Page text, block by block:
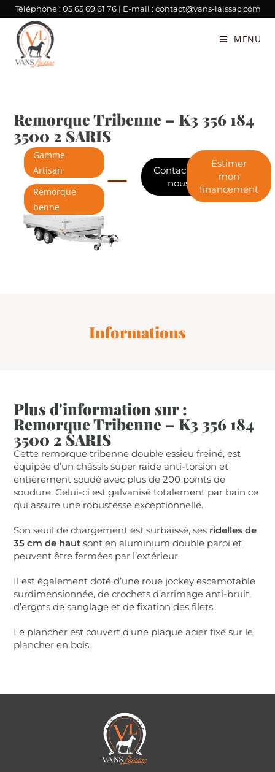
Téléphone : 05 65 69 61 76| E-mail : contact@vans-laissac.com
MENU
Remorque Tribenne – K3 356 184
3500 2 SARIS
Gamme
Artisan
Remorque
benne
Contactez-
nous
Estimer
mon
financement
Informations
Plus d'information sur :
Remorque Tribenne – K3 356 184
3500 2 SARIS
Cette remorque tribenne double essieu freiné, est
équipée d’un châssis super raide anti-torsion et
entièrement soudé avec plus de 200 points de
soudure. Celui-ci est galvanisé totalement par bain ce
qui assure une robustesse exceptionnelle.
Son seuil de chargement est surbaissé, ses ridelles de
35 cm de haut sont en aluminium double paroi et
peuvent être fermées par l’extérieur.
Il est également doté d’une roue jockey escamotable
surdimensionnée, de crochets d’arrimage anti-bruit,
d’ergots de sanglage et de fixation des filets.
Le plancher est couvert d’une plaque acier fixé sur le
plancher en bois.